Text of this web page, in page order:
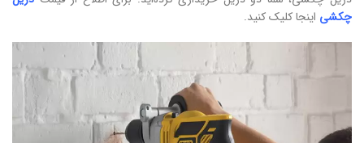
چکشی اینجا کلیک کنید.